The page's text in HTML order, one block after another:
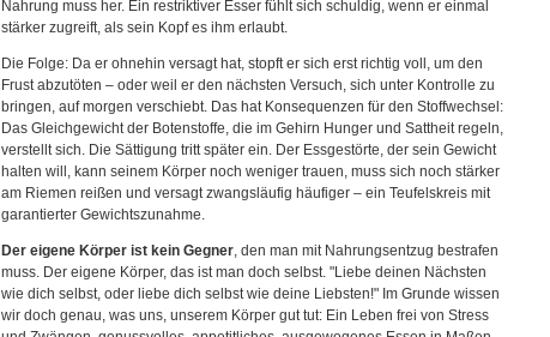
Nahrung muss her. Ein restriktiver Esser fühlt sich schuldig, wenn er einmal
stärker zugreift, als sein Kopf es ihm erlaubt.
Die Folge: Da er ohnehin versagt hat, stopft er sich erst richtig voll, um den
Frust abzutöten – oder weil er den nächsten Versuch, sich unter Kontrolle zu
bringen, auf morgen verschiebt. Das hat Konsequenzen für den Stoffwechsel:
Das Gleichgewicht der Botenstoffe, die im Gehirn Hunger und Sattheit regeln,
verstellt sich. Die Sättigung tritt später ein. Der Essgestörte, der sein Gewicht
halten will, kann seinem Körper noch weniger trauen, muss sich noch stärker
am Riemen reißen und versagt zwangsläufig häufiger – ein Teufelskreis mit
garantierter Gewichtszunahme.
Der eigene Körper ist kein Gegner, den man mit Nahrungsentzug bestrafen
muss. Der eigene Körper, das ist man doch selbst. "Liebe deinen Nächsten
wie dich selbst, oder liebe dich selbst wie deine Liebsten!" Im Grunde wissen
wir doch genau, was uns, unserem Körper gut tut: Ein Leben frei von Stress